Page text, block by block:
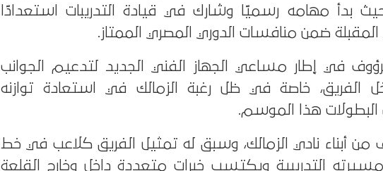
بدأ مهامه رسميًا وشارك في قيادة التدريبات استعدادًا
المقبلة ضمن منافسات الدوري المصري الممتاز.
في إطار مساعي الجهاز الفني الجديد لتدعيم الجوانب
الفريق، خاصة في ظل رغبة الزمالك في استعادة توازنه
هذا الموسم.
من أبناء نادي الزمالك، وسبق له تمثيل الفريق كلاعب في خط
التدريبية ويكتسب خبرات متعددة داخل وخارج القلعة